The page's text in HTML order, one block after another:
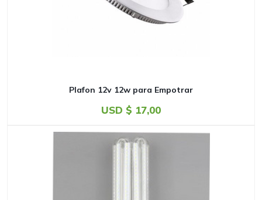
Plafon 12v 12w para Empotrar
USD $ 17,00